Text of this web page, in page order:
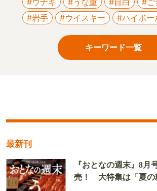
#ウナギ #うな重 #目白
#ご
#岩手
#ウイスキー #ハイボー
キーワード一覧
最新刊
『おとなの週末』8月
売！ 大特集は「夏の